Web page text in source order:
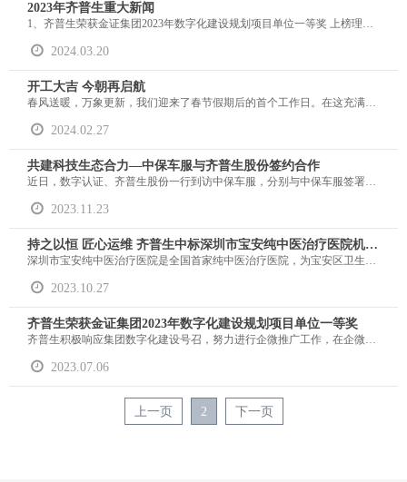
2023年齐普生重大新闻
1、齐普生荣获金证集团2023年数字化建设规划项目单位一等奖 上榜理由：2023年6月，金证集团发布了《关于开展“2023年数字化建设规划项目——企微最佳实践活动月”系列活动的通知》，齐普生积极响应集团数字化建设号召，努力进行企微推广工作，在企微通讯录激活、成员使用微信占比、企微后台的管理融合及活动月参与情况方面表现优异，从而在此次活动中获得了单位最佳实践优秀奖的一等奖。此次获奖，是集团对齐普生在数字化工作开展中所付出的努力和获得的成果给予的肯定和嘉奖。
2024.03.20
开工大吉 今朝再启航
春风送暖，万象更新，我们迎来了春节假期后的首个工作日。在这充满希望的时刻，齐普生再次扬帆起航，踏上了新一年的征程。
2024.02.27
共建科技生态合力—中保车服与齐普生股份签约合作
近日，数字认证、齐普生股份一行到访中保车服，分别与中保车服签署战略合作协议。根据合作规划，齐普生股份作为国内专业的IT增值分销商与专业服务提供商，与数字认证、中保车服在保险科技应用创新和数字化升级领域优势互惠、共同推进科技应用创新合作、行业解决方案定制合作、市场营销推广合作，共建科技生态合力。
2023.11.23
持之以恒 匠心运维 齐普生中标深圳市宝安纯中医治疗医院机房基础设备维保服务项目
深圳市宝安纯中医治疗医院是全国首家纯中医治疗医院，为宝安区卫生健康局下属公立医院，采用员额制管理，一期占地面积2.6万平方米，二期已启动，建设完成后床位数将达到500张。根据《深圳市促进中医药传承创新发展实施方案（2020-2025）》提出“支持宝安区先行先试建设纯中医治疗医院，打造全国经典中医院试验田和示范点”的定位，医院将建成研究型中医院、粤港澳大湾区核心中医院、港澳中医院人才技术支撑基地、“中医药走向世界”实践基地。
2023.10.27
齐普生荣获金证集团2023年数字化建设规划项目单位一等奖
齐普生积极响应集团数字化建设号召，努力进行企微推广工作，在企微通讯录激活、成员使用微信占比、企微后台的管理融合及活动月参与情况方面表现优异，从而在此次活动中获得了单位最佳实践优秀奖的一等奖。与此同时，齐普生研发部、商务部还凭借直播作品《企微与部门管理融合及应用使用分享》、《企微文档的超能力助力你高效工作》分别获得了团队项目评优银效奖和铜效奖！
2023.07.06
上一页 2 下一页